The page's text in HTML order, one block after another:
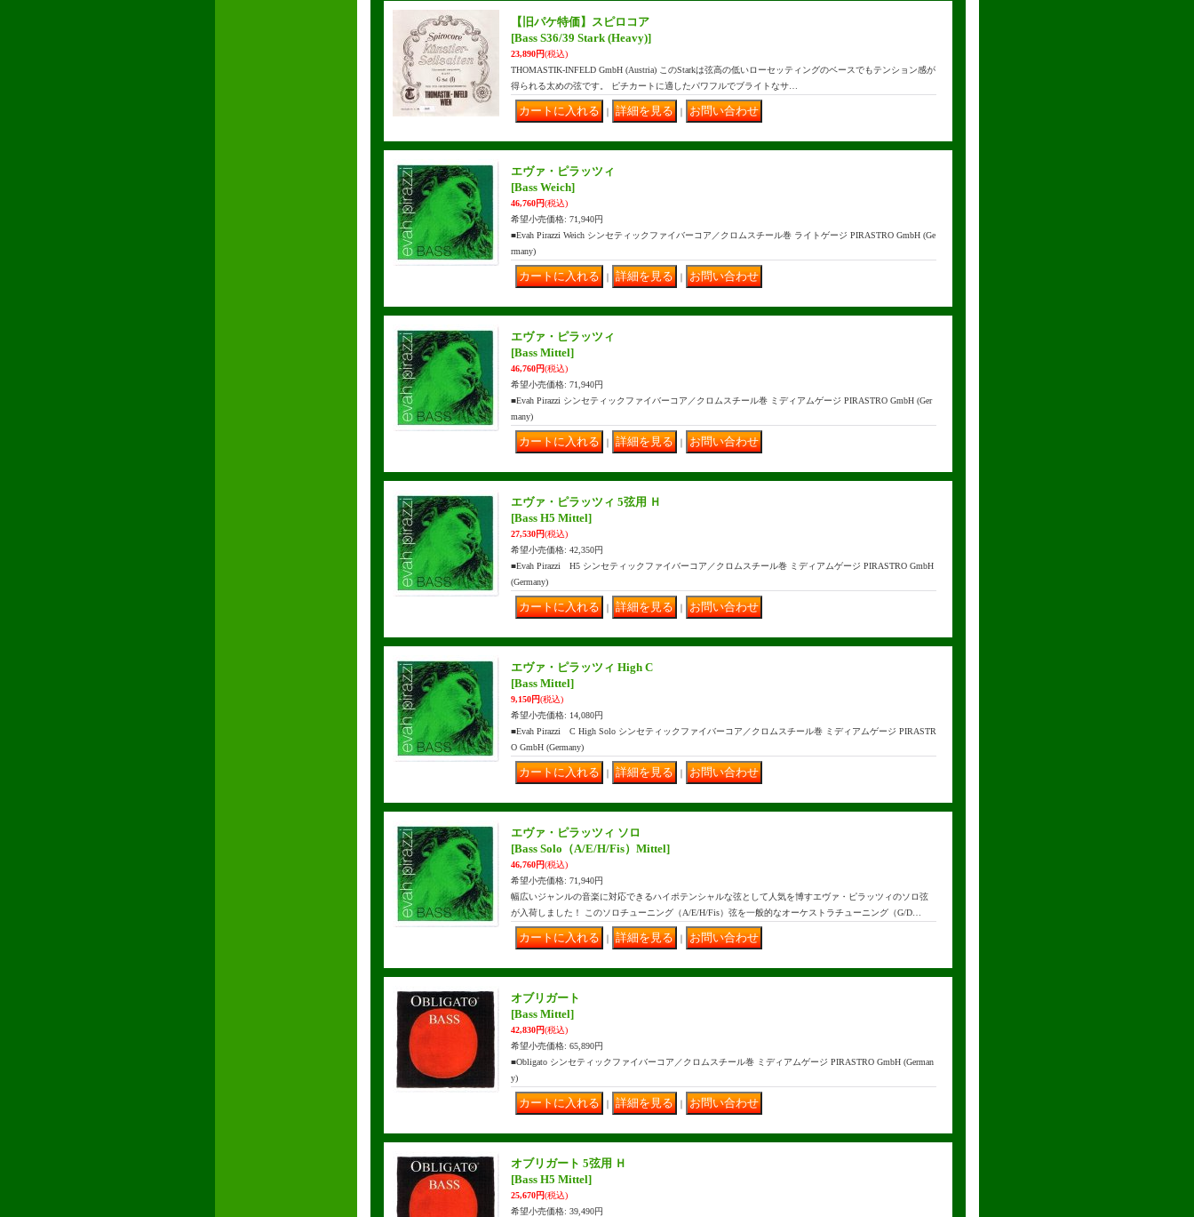
【旧パケ特価】スピロコア
[Bass S36/39 Stark (Heavy)]
23,890円(税込)
THOMASTIK-INFELD GmbH (Austria) このStarkは弦高の低いローセッティングのベースでもテンション感が
得られる太めの弦です。 ピチカートに適したパワフルでブライトなサ…
｜ ｜
エヴァ・ピラッツィ
[Bass Weich]
46,760円(税込)
希望小売価格: 71,940円
■Evah Pirazzi Weich シンセティックファイバーコア／クロムスチール巻 ライトゲージ PIRASTRO GmbH (Ge
rmany)
｜ ｜
エヴァ・ピラッツィ
[Bass Mittel]
46,760円(税込)
希望小売価格: 71,940円
■Evah Pirazzi シンセティックファイバーコア／クロムスチール巻 ミディアムゲージ PIRASTRO GmbH (Ger
many)
｜ ｜
エヴァ・ピラッツィ 5弦用 Ｈ
[Bass H5 Mittel]
27,530円(税込)
希望小売価格: 42,350円
■Evah Pirazzi H5 シンセティックファイバーコア／クロムスチール巻 ミディアムゲージ PIRASTRO GmbH
(Germany)
｜ ｜
エヴァ・ピラッツィ High C
[Bass Mittel]
9,150円(税込)
希望小売価格: 14,080円
■Evah Pirazzi C High Solo シンセティックファイバーコア／クロムスチール巻 ミディアムゲージ PIRASTR
O GmbH (Germany)
｜ ｜
エヴァ・ピラッツィ ソロ
[Bass Solo（A/E/H/Fis）Mittel]
46,760円(税込)
希望小売価格: 71,940円
幅広いジャンルの音楽に対応できるハイポテンシャルな弦として人気を博すエヴァ・ピラッツィのソロ弦
が入荷しました！ このソロチューニング（A/E/H/Fis）弦を一般的なオーケストラチューニング（G/D…
｜ ｜
オブリガート
[Bass Mittel]
42,830円(税込)
希望小売価格: 65,890円
■Obligato シンセティックファイバーコア／クロムスチール巻 ミディアムゲージ PIRASTRO GmbH (German
y)
｜ ｜
オブリガート 5弦用 Ｈ
[Bass H5 Mittel]
25,670円(税込)
希望小売価格: 39,490円